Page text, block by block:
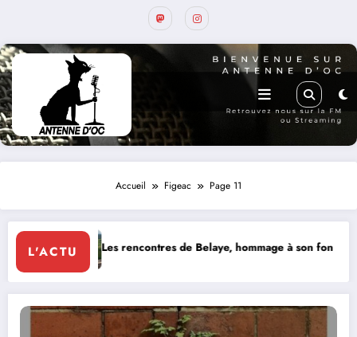
Accueil Figeac Page 11
L'ACTU
rencontres de Belaye, hommage à son fondateur, Roland Pidoux,